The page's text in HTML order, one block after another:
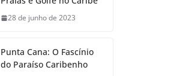
28 de junho de 2023
Punta Cana: O Fascínio
do Paraíso Caribenho